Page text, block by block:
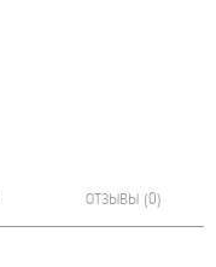
ОТЗЫВЫ (0)